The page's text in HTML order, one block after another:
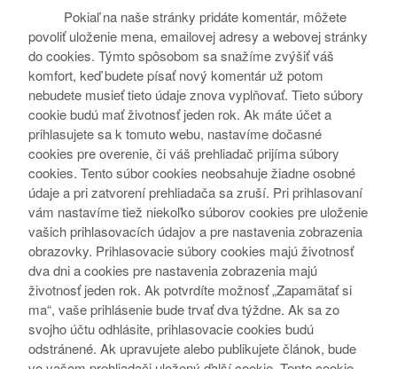
Pokiaľ na naše stránky pridáte komentár, môžete
povoliť uloženie mena, emailovej adresy a webovej stránky
do cookies. Týmto spôsobom sa snažíme zvýšiť váš
komfort, keď budete písať nový komentár už potom
nebudete musieť tieto údaje znova vyplňovať. Tieto súbory
cookie budú mať životnosť jeden rok. Ak máte účet a
prihlasujete sa k tomuto webu, nastavíme dočasné
cookies pre overenie, či váš prehliadač prijíma súbory
cookies. Tento súbor cookies neobsahuje žiadne osobné
údaje a pri zatvorení prehliadača sa zruší. Pri prihlasovaní
vám nastavíme tiež niekoľko súborov cookies pre uloženie
vašich prihlasovacích údajov a pre nastavenia zobrazenia
obrazovky. Prihlasovacie súbory cookies majú životnosť
dva dni a cookies pre nastavenia zobrazenia majú
životnosť jeden rok. Ak potvrdíte možnosť „Zapamätať si
ma“, vaše prihlásenie bude trvať dva týždne. Ak sa zo
svojho účtu odhlásite, prihlasovacie cookies budú
odstránené. Ak upravujete alebo publikujete článok, bude